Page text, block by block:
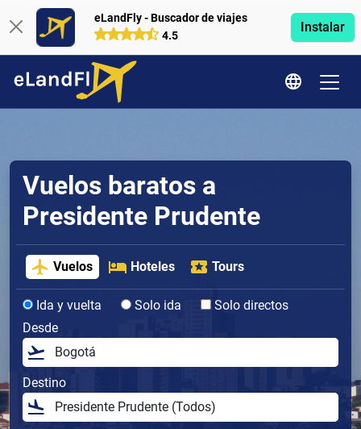
eLandFly - Buscador de viajes
4.5
Instalar
Vuelos baratos a
Presidente Prudente
Vuelos Hoteles Tours
Ida y vuelta Solo ida
Solo directos
Desde
Destino